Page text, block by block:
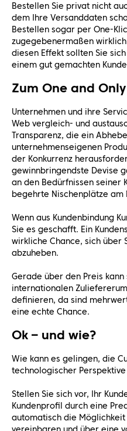
Bestellen Sie privat nicht
dem Ihre Versanddaten
Bestellen sogar per One-
zugegebenermaßen
diesen Effekt sollten Sie
einem gut gemachten
Zum One and
Unternehmen und ihre
Web vergleich- und
Transparenz, die ein
unternehmenseigenen
der Konkurrenz
gewinnbringendste Devise
an den Bedürfnissen seiner
begehrte Nischenplätze am
Wenn aus Kundenbindung
Sie es geschafft. Ein
wirkliche Chance, sich über
abzuheben.
Gerade über den Preis kann
internationalen
definieren, da sind
eine echte Chance.
Ok – und wie?
Wie kann es gelingen, die
technologischer
Stellen Sie sich vor, Ihr
Kundenprofil durch eine
automatisch die